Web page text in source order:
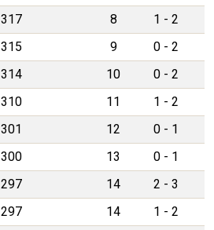
317 8 1 - 2
315 9 0 - 2
314 10 0 - 2
310 11 1 - 2
301 12 0 - 1
300 13 0 - 1
297 14 2 - 3
297 14 1 - 2